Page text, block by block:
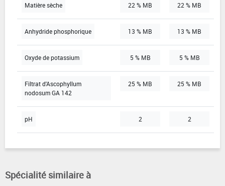
Matière sèche 22 % MB 22 % MB
Anhydride phosphorique 13 % MB 13 % MB
Oxyde de potassium 5 % MB 5 % MB
Filtrat d'Ascophyllum
nodosum GA 142
25 % MB 25 % MB
pH 2 2
Spécialité similaire à